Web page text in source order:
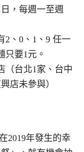
，每週一至週
2、0、1、9 任一
只要1元。
（台北1家、台中
店未參與）
2019年發生的幸